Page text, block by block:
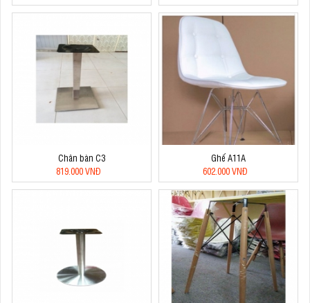
Chân bàn C3
819.000 VNĐ
Ghế A11A
602.000 VNĐ